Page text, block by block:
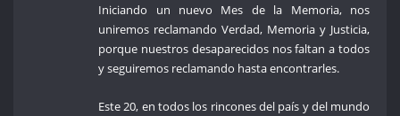
Iniciando un nuevo Mes de la Memoria, nos
uniremos reclamando Verdad, Memoria y Justicia,
porque nuestros desaparecidos nos faltan a todos
y seguiremos reclamando hasta encontrarles.
Este 20, en todos los rincones del país y del mundo